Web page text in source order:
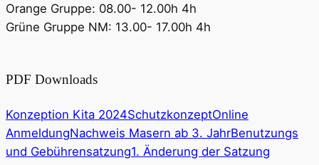
Orange Gruppe: 08.00- 12.00h 4h
Grüne Gruppe NM: 13.00- 17.00h 4h
PDF Downloads
Konzeption Kita 2024SchutzkonzeptOnline
AnmeldungNachweis Masern ab 3. JahrBenutzungs
und Gebührensatzung1. Änderung der Satzung